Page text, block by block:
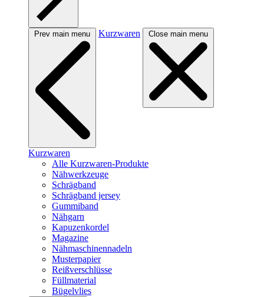
Prev main menu Kurzwaren Close main menu
Kurzwaren
Alle Kurzwaren-Produkte
Nähwerkzeuge
Schrägband
Schrägband jersey
Gummiband
Nähgarn
Kapuzenkordel
Magazine
Nähmaschinennadeln
Musterpapier
Reißverschlüsse
Füllmaterial
Bügelvlies